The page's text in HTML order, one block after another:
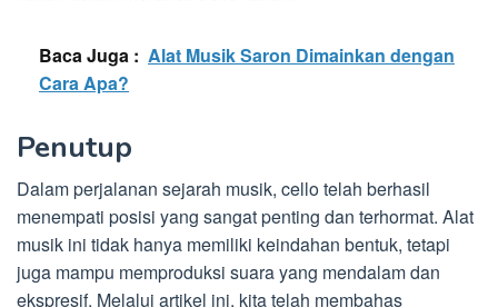
Baca Juga : Alat Musik Saron Dimainkan dengan
Cara Apa?
Penutup
Dalam perjalanan sejarah musik, cello telah berhasil
menempati posisi yang sangat penting dan terhormat. Alat
musik ini tidak hanya memiliki keindahan bentuk, tetapi
juga mampu memproduksi suara yang mendalam dan
ekspresif. Melalui artikel ini, kita telah membahas